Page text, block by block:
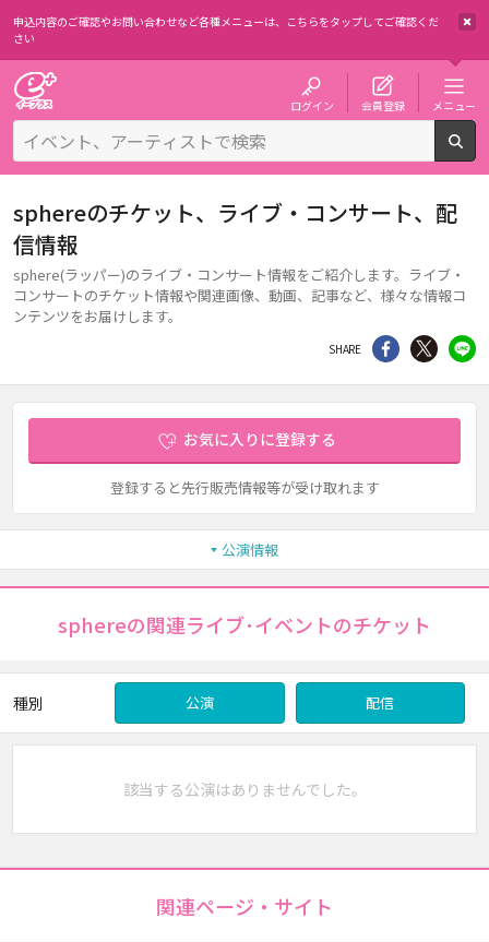
申込内容のご確認やお問い合わせなど各種メニューは、 こちらをタップしてご確認くだ
さい
ログイン 会員登録 メニュー
sphereのチケット、ライブ・コンサート、配
信情報
sphere(ラッパー)のライブ・コンサート情報をご紹介します。ライブ・
コンサートのチケット情報や関連画像、動画、記事など、様々な情報コ
ンテンツをお届けします。
SHARE シェア Twitter
お気に入りに登録する
登録すると先行販売情報等が受け取れます
公演情報
sphereの関連ライブ･イベントのチケット
種別 公演 配信
該当する公演はありませんでした。
関連ページ・サイト